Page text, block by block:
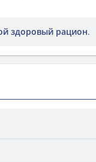
здоровый рацион.